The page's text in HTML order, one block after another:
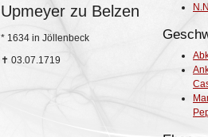
Upmeyer zu Belzen
* 1634 in Jöllenbeck
✝ 03.07.1719